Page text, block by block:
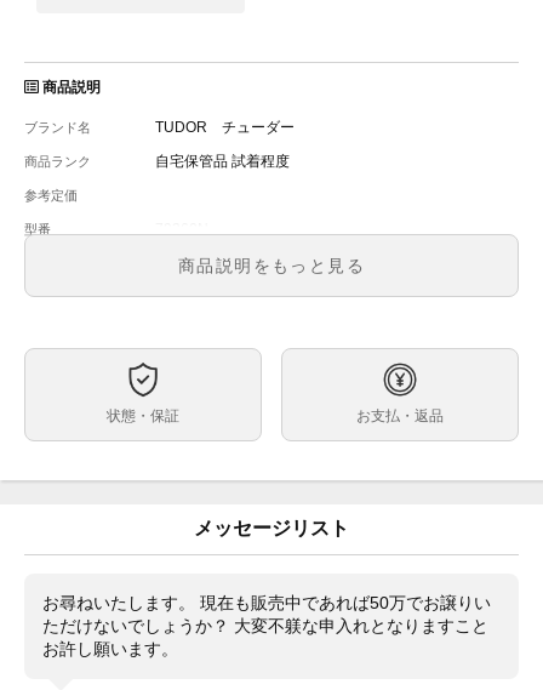
商品説明
ブランド名 TUDOR チューダー
商品ランク 自宅保管品 試着程度
参考定価
型番
メンズ
文字盤 ホワイト
41mm
ケース素材
新品購入後、試着程度の極美品
私的ではありますがチリ傷も見当たらない極美品ですの
で、きっと満足して頂けると思います。
国内正規店購入
200m防水
商品説明をもっと見る
状態・保証 お支払・返品
メッセージリスト
お尋ねいたします。 現在も販売中であれば50万でお譲りい
ただけないでしょうか？ 大変不躾な申入れとなりますこと
お許し願います。